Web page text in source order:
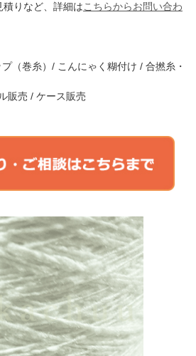
りなど、詳細はこちらからお問い合わ
（巻糸）/ こんにゃく糊付け / 合撚糸・
販売 / ケース販売